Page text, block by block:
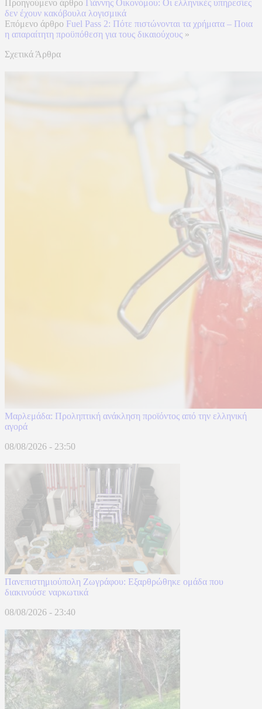
Προηγούμενο άρθρο
Γιάννης Οικονόμου: Οι ελληνικές υπηρεσίες
δεν έχουν κακόβουλα λογισμικά
Επόμενο άρθρο Fuel Pass 2: Πότε πιστώνονται τα χρήματα – Ποια
η απαραίτητη προϋπόθεση για τους δικαιούχους »
Σχετικά Άρθρα
Μαρλεμάδα: Προληπτική ανάκληση προϊόντος από την ελληνική
αγορά
08/08/2026 - 23:50
Πανεπιστημιούπολη Ζωγράφου: Εξαρθρώθηκε ομάδα που
διακινούσε ναρκωτικά
08/08/2026 - 23:40